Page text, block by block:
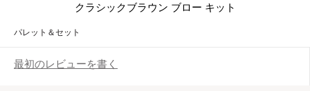
クラシックブラウン ブロー キット
パレット＆セット
最初のレビューを書く